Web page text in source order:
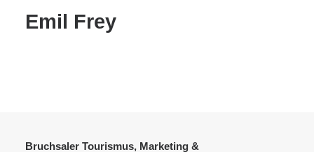
Emil Frey
Bruchsaler Tourismus, Marketing &